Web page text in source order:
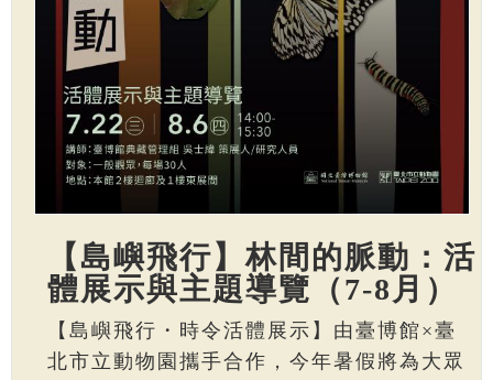
【島嶼飛行】林間的脈動：活
體展示與主題導覽（7-8月）
【島嶼飛行・時令活體展示】由臺博館×臺
北市立動物園攜手合作，今年暑假將為大眾